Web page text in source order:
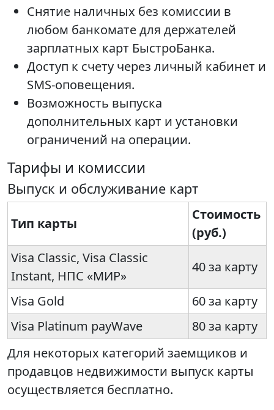
Снятие наличных без комиссии в
любом банкомате для держателей
зарплатных карт БыстроБанка.
Доступ к счету через личный кабинет и
SMS-оповещения.
Возможность выпуска
дополнительных карт и установки
ограничений на операции.
Тарифы и комиссии
Выпуск и обслуживание карт
Тип карты
Стоимость
(руб.)
Visa Classic, Visa Classic
Instant, НПС «МИР»
40 за карту
Visa Gold
60 за карту
Visa Platinum payWave
80 за карту
Для некоторых категорий заемщиков и
продавцов недвижимости выпуск карты
осуществляется бесплатно.